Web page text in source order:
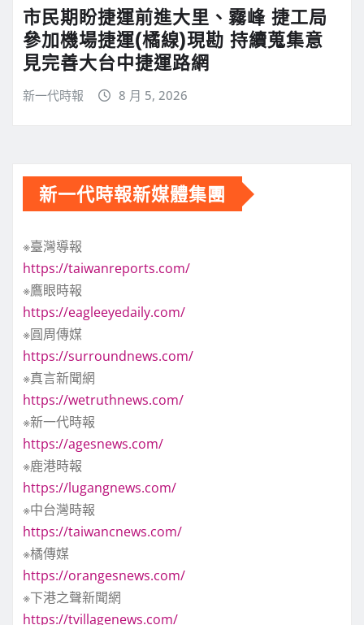
市民期盼捷運前進大里、霧峰 捷工局
參加機場捷運(橘線)現勘 持續蒐集意
見完善大台中捷運路網
新一代時報 8 月 5, 2026
新一代時報新媒體集團
※臺灣導報
https://taiwanreports.com/
※鷹眼時報
https://eagleeyedaily.com/
※圓周傳媒
https://surroundnews.com/
※真言新聞網
https://wetruthnews.com/
※新一代時報
https://agesnews.com/
※鹿港時報
https://lugangnews.com/
※中台灣時報
https://taiwancnews.com/
※橘傳媒
https://orangesnews.com/
※下港之聲新聞網
https://tvillagenews.com/